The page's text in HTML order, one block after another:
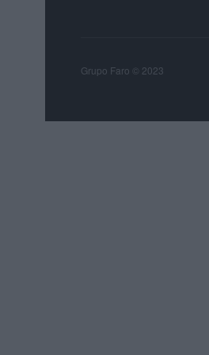
Grupo Faro © 2023